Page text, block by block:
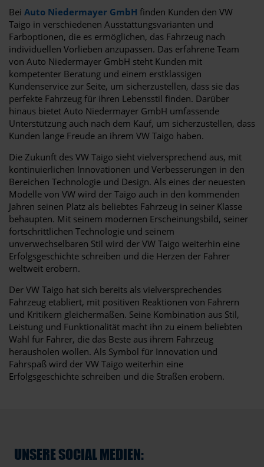
Bei Auto Niedermayer GmbH finden Kunden den VW
Taigo in verschiedenen Ausstattungsvarianten und
Farboptionen, die es ermöglichen, das Fahrzeug nach
individuellen Vorlieben anzupassen. Das erfahrene Team
von Auto Niedermayer GmbH steht Kunden mit
kompetenter Beratung und einem erstklassigen
Kundenservice zur Seite, um sicherzustellen, dass sie das
perfekte Fahrzeug für ihren Lebensstil finden. Darüber
hinaus bietet Auto Niedermayer GmbH umfassende
Unterstützung auch nach dem Kauf, um sicherzustellen, dass
Kunden lange Freude an ihrem VW Taigo haben.
Die Zukunft des VW Taigo sieht vielversprechend aus, mit
kontinuierlichen Innovationen und Verbesserungen in den
Bereichen Technologie und Design. Als eines der neuesten
Modelle von VW wird der Taigo auch in den kommenden
Jahren seinen Platz als beliebtes Fahrzeug in seiner Klasse
behaupten. Mit seinem modernen Erscheinungsbild, seiner
fortschrittlichen Technologie und seinem
unverwechselbaren Stil wird der VW Taigo weiterhin eine
Erfolgsgeschichte schreiben und die Herzen der Fahrer
weltweit erobern.
Der VW Taigo hat sich bereits als vielversprechendes
Fahrzeug etabliert, mit positiven Reaktionen von Fahrern
und Kritikern gleichermaßen. Seine Kombination aus Stil,
Leistung und Funktionalität macht ihn zu einem beliebten
Wahl für Fahrer, die das Beste aus ihrem Fahrzeug
herausholen wollen. Als Symbol für Innovation und
Fahrspaß wird der VW Taigo weiterhin eine
Erfolgsgeschichte schreiben und die Straßen erobern.
UNSERE SOCIAL MEDIEN: